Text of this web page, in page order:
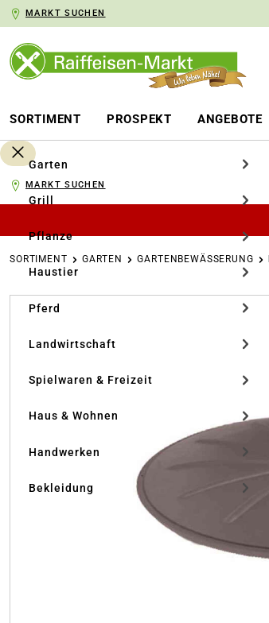
Zur Hauptnavigation springen
MARKT SUCHEN
SORTIMENT PROSPEKT ANGEBOTE
Garten
Grill
Pflanze
Haustier
Pferd
Landwirtschaft
Spielwaren & Freizeit
Haus & Wohnen
Handwerken
Bekleidung
MARKT SUCHEN
SORTIMENT GARTEN GARTENBEWÄSSERUNG
Bildergalerie überspringen